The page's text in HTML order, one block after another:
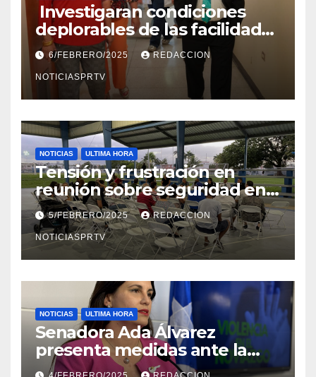
Investigaran condiciones
deplorables de las facilidades
el Departamento de la Salud
en Mayagüez
6/FEBRERO/2025 REDACCION
NOTICIASPRTV
NOTICIAS ULTIMA HORA
Tensión y frustración en
reunión sobre seguridad en
Reparto Metropolitano
5/FEBRERO/2025 REDACCION
NOTICIASPRTV
NOTICIAS ULTIMA HORA
Senadora Ada Álvarez
presenta medidas ante la
violencia en el noviazgo